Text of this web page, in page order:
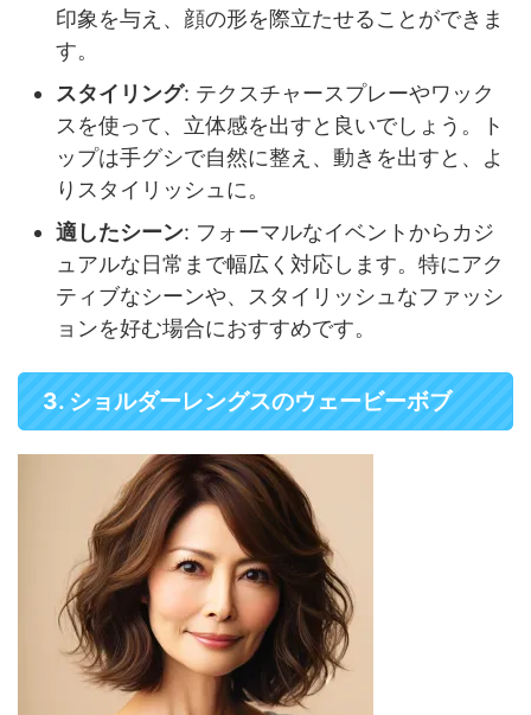
印象を与え、顔の形を際立たせることができま
す。
スタイリング: テクスチャースプレーやワック
スを使って、立体感を出すと良いでしょう。ト
ップは手グシで自然に整え、動きを出すと、よ
りスタイリッシュに。
適したシーン: フォーマルなイベントからカジ
ュアルな日常まで幅広く対応します。特にアク
ティブなシーンや、スタイリッシュなファッシ
ョンを好む場合におすすめです。
3. ショルダーレングスのウェービーボブ